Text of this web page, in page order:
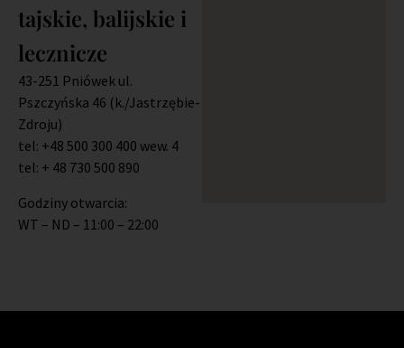
tajskie, balijskie i
lecznicze
43-251 Pniówek ul.
Pszczyńska 46 (k./Jastrzębie-
Zdroju)
tel: +48 500 300 400 wew. 4
tel: + 48 730 500 890
Godziny otwarcia:
WT – ND – 11:00 – 22:00